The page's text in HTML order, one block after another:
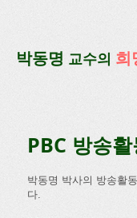
​박동명 교수의 희
PBC 방송
박동명 박사의 방송활
다.